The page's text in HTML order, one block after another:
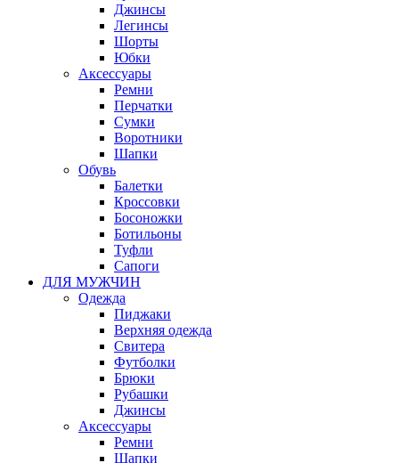
Джинсы
Легинсы
Шорты
Юбки
Аксессуары
Ремни
Перчатки
Сумки
Воротники
Шапки
Обувь
Балетки
Кроссовки
Босоножки
Ботильоны
Туфли
Сапоги
ДЛЯ МУЖЧИН
Одежда
Пиджаки
Верхняя одежда
Свитера
Футболки
Брюки
Рубашки
Джинсы
Аксессуары
Ремни
Шапки